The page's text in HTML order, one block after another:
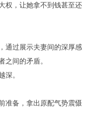
权，让她拿不到钱甚至还
通过展示夫妻间的深厚感
之间的矛盾。
深。
准备，拿出原配气势震慑